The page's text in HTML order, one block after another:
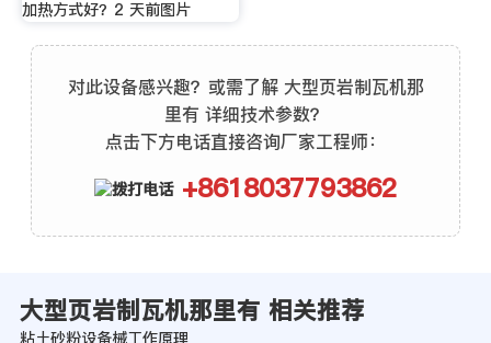
加热方式好？2 天前图片
对此设备感兴趣？或需了解 大型页岩制瓦机那
里有 详细技术参数？
点击下方电话直接咨询厂家工程师：
+8618037793862
大型页岩制瓦机那里有 相关推荐
粘土砂粉设备械工作原理